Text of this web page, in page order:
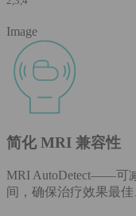
Image
简化 MRI 兼容性
MRI AutoDetect——可
间，确保治疗效果最